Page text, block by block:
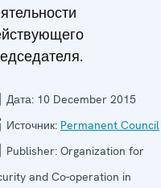
Дата: 10 December 2015
Источник: Permanent Council
Publisher: Organization for
and Co-operation in